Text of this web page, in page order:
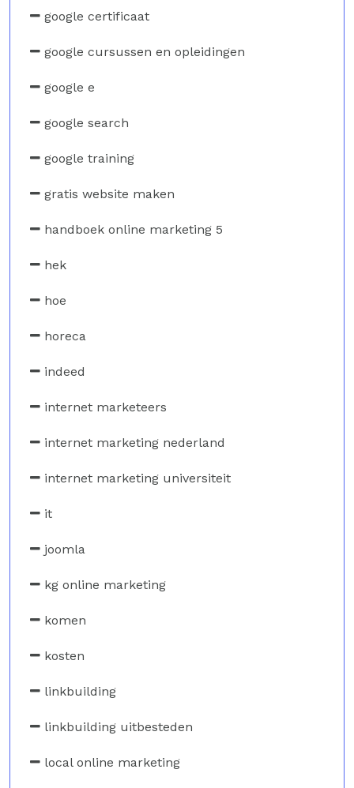
google certificaat
google cursussen en opleidingen
google e
google search
google training
gratis website maken
handboek online marketing 5
hek
hoe
horeca
indeed
internet marketeers
internet marketing nederland
internet marketing universiteit
it
joomla
kg online marketing
komen
kosten
linkbuilding
linkbuilding uitbesteden
local online marketing